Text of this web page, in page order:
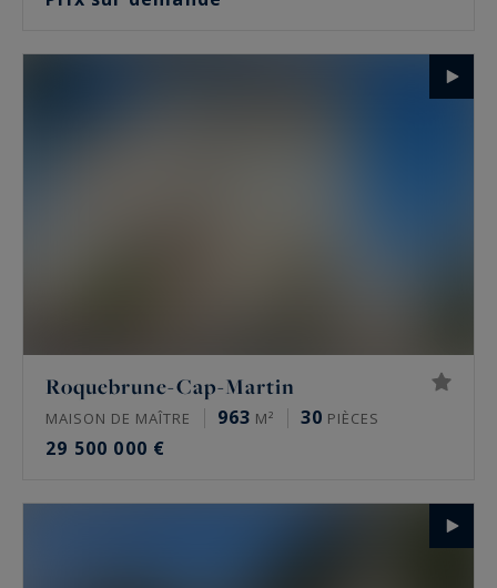
Roquebrune-Cap-Martin
MAISON DE MAÎTRE 963 M² 30 PIÈCES
29 500 000 €